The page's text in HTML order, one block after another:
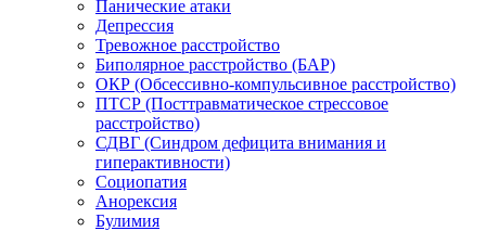
Панические атаки
Депрессия
Тревожное расстройство
Биполярное расстройство (БАР)
ОКР (Обсессивно-компульсивное расстройство)
ПТСР (Посттравматическое стрессовое
расстройство)
СДВГ (Синдром дефицита внимания и
гиперактивности)
Социопатия
Анорексия
Булимия